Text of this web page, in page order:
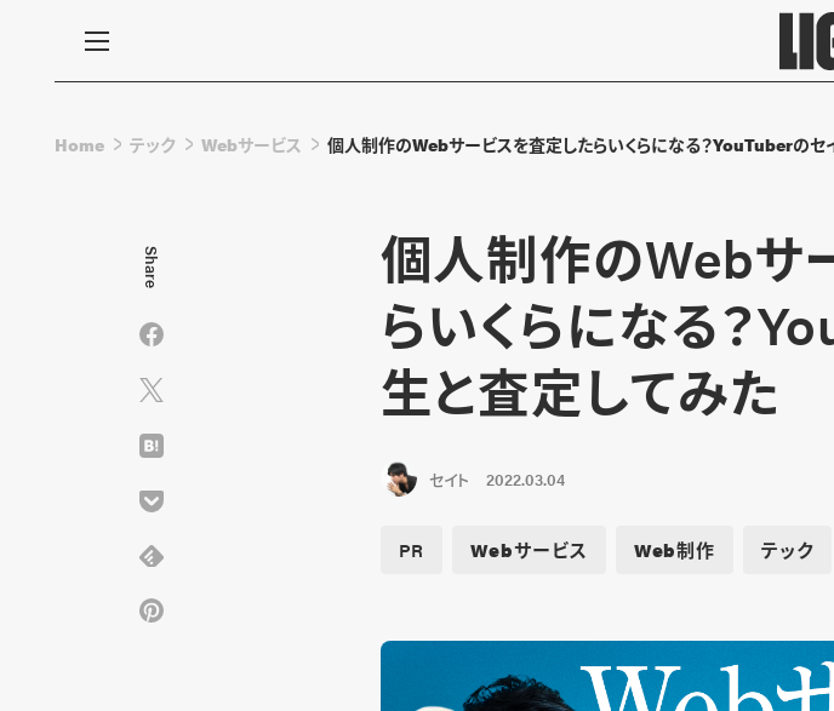
Home テック Webサービス 個人制作のWebサービスを査定したらいくらになる？YouTuberのセ
個人制作のWebサ
らいくらになる？
生と査定してみた
セイト 2022.03.04
PR Webサービス Web制作 テック
Share